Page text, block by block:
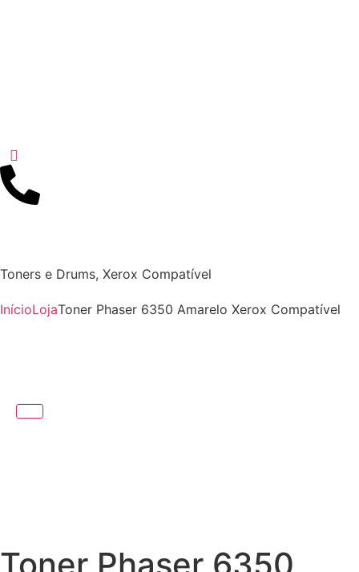
Toners e Drums, Xerox Compatível
InícioLojaToner Phaser 6350 Amarelo Xerox Compatível